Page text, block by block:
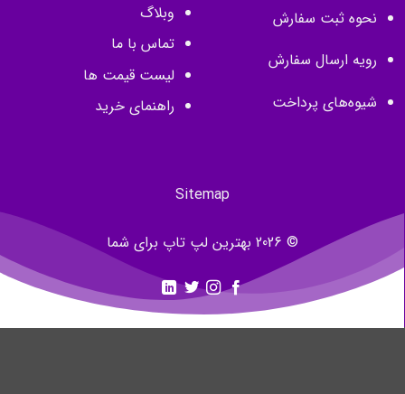
نحوه ثبت سفارش
رویه ارسال سفارش
شیوه‌های پرداخت
وبلاگ
تماس با ما
لیست قیمت ها
راهنمای خرید
Sitemap
© 2026 بهترین لپ تاپ برای شما